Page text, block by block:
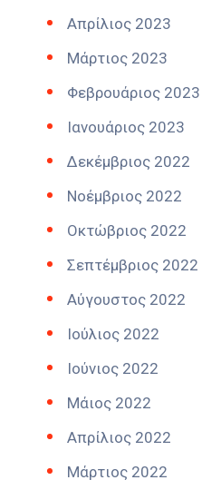
Απρίλιος 2023
Μάρτιος 2023
Φεβρουάριος 2023
Ιανουάριος 2023
Δεκέμβριος 2022
Νοέμβριος 2022
Οκτώβριος 2022
Σεπτέμβριος 2022
Αύγουστος 2022
Ιούλιος 2022
Ιούνιος 2022
Μάιος 2022
Απρίλιος 2022
Μάρτιος 2022